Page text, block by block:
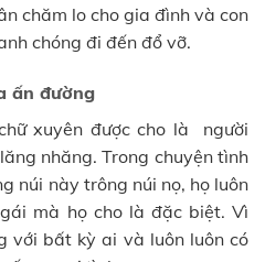
chăm lo cho gia đình và con
chóng đi đến đổ vỡ.
ấn đường
xuyên được cho là người
nhăng. Trong chuyện tình
núi này trông núi nọ, họ luôn
mà họ cho là đặc biệt. Vì
với bất kỳ ai và luôn luôn có